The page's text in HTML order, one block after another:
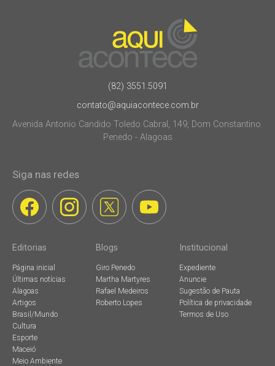
(82) 3551.5091
contato@aquiacontece.com.br
Avenida Antonio Candido Toledo Cabral, 149, Dom Constantino.
Penedo - Alagoas
Siga nas redes
Editorias
Página inicial
Últimas notícias
Alagoas
Artigos
Brasil/Mundo
Cultura
Esporte
Maceió
Meio Ambiente
Blogs
Giro Penedo
Martha Martyres
Rafael Medeiros
Roberto Lopes
Institucional
Expediente
Anuncie
Sugestão de Pauta
Política de privacidade
Termos de Uso